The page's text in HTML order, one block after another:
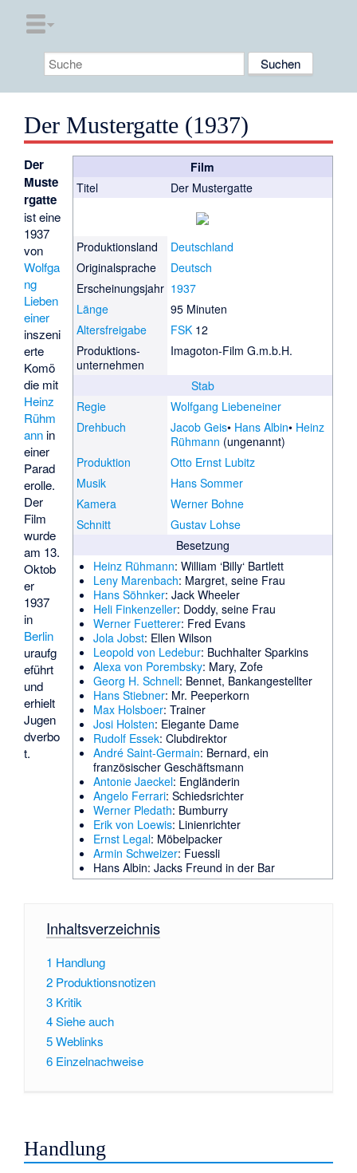
Der Mustergatte (1937)
Film
Titel
Der Mustergatte
Produktionsland
Deutschland
Originalsprache
Deutsch
Erscheinungsjahr 1937
Länge
95 Minuten
Altersfreigabe
FSK12
Produktions­
unternehmen
Imagoton-Film G.m.b.H.
Stab
Regie
Wolfgang Liebeneiner
Drehbuch
Jacob Geis Hans Albin Heinz
Rühmann (ungenannt)
Produktion
Otto Ernst Lubitz
Musik
Hans Sommer
Kamera
Werner Bohne
Schnitt
Gustav Lohse
Besetzung
Heinz Rühmann: William ‘Billy‘ Bartlett
Leny Marenbach: Margret, seine Frau
Hans Söhnker: Jack Wheeler
Heli Finkenzeller: Doddy, seine Frau
Werner Fuetterer: Fred Evans
Jola Jobst: Ellen Wilson
Leopold von Ledebur: Buchhalter Sparkins
Alexa von Porembsky: Mary, Zofe
Georg H. Schnell: Bennet, Bankangestellter
Hans Stiebner: Mr. Peeperkorn
Max Holsboer: Trainer
Josi Holsten: Elegante Dame
Rudolf Essek: Clubdirektor
André Saint-Germain: Bernard, ein
französischer Geschäftsmann
Antonie Jaeckel: Engländerin
Angelo Ferrari: Schiedsrichter
Werner Pledath: Bumburry
Erik von Loewis: Linienrichter
Ernst Legal: Möbelpacker
Armin Schweizer: Fuessli
Hans Albin: Jacks Freund in der Bar
Der
Muste
rgatte
ist eine
1937
von
Wolfga
ng
Lieben
einer
inszeni
erte
Komö
die mit
Heinz
Rühm
ann in
einer
Parad
erolle.
Der
Film
wurde
am 13.
Oktob
er
1937
in
Berlin
uraufg
eführt
und
erhielt
Jugen
dverbo
t.
Inhaltsverzeichnis
1 Handlung
2 Produktionsnotizen
3 Kritik
4Siehe auch
5Weblinks
6 Einzelnachweise
Handlung